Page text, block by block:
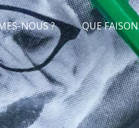
NOUS ? QUE